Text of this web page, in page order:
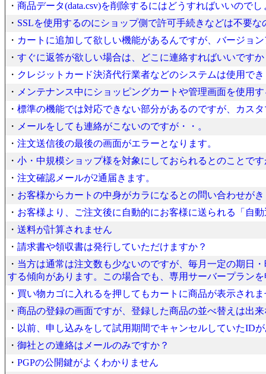
・ 商品データ(data.csv)を削除するにはどうすればいいのでし
・ SSLを使用するのにショップ側で許可手続きなどは不要な
・ カートに追加して欲しい機能があるんですが、バージョ
・ すぐに返答が欲しい場合は、どこに連絡すればいいですか
・ クレジットカード決済代行業者などのシステムは使用で
・ メンテナンス中にショッピングカートや管理画面を使用
・ 標準の機能では対応できない部分があるのですが、カス
・ メールをしても連絡がこないのですが・・。
・ 注文送信後の最後の画面がエラーとなります。
・ 小・中規模ショップ様を対象にしておられるとのことで
・ 注文確認メールが2通届きます。
・ お客様からカートの中身がカラになるとの問い合わせが
・ お客様より、ご注文後に自動的にお客様に送られる「自
・ 送料が計算されません
・ 請求書や領収書は発行していただけますか？
・ 当方は通常は注文数も少ないのですが、毎月一定の期日
する傾向があります。この場合でも、専用サーバープラン
・ 買い物カゴに入れるを押してもカートに商品が表示され
・ 商品の登録の画面ですが、登録した商品の並べ替えは出
・ 以前、申し込みをして試用期間でキャンセルしていたID
・ 御社との連絡はメールのみですか？
・ PGPの公開鍵がよくわかりません